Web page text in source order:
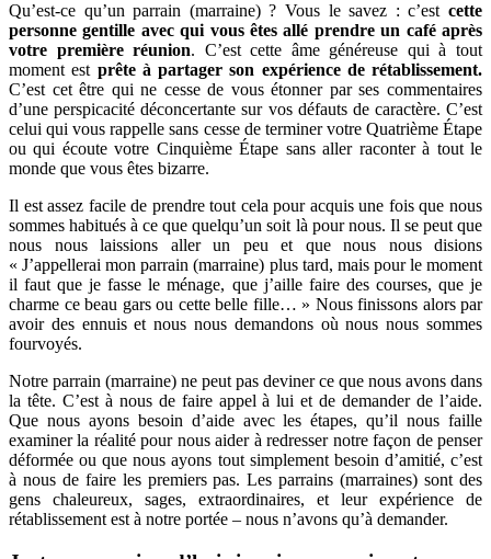
Qu’est-ce qu’un parrain (marraine) ? Vous le savez : c’est cette
personne gentille avec qui vous êtes allé prendre un café après
votre première réunion. C’est cette âme généreuse qui à tout
moment estprête à partager son expérience de rétablissement.
C’est cet être qui ne cesse de vous étonner par ses commentaires
d’une perspicacité déconcertante sur vos défauts de caractère. C’est
celui qui vous rappelle sans cesse de terminer votre Quatrième Étape
ou qui écoute votre Cinquième Étape sans aller raconter à tout le
monde que vous êtes bizarre.
Il est assez facile de prendre tout cela pour acquis une fois que nous
sommes habitués à ce que quelqu’un soit là pour nous. Il se peut que
nous nous laissions aller un peu et que nous nous disions
« J’appellerai mon parrain (marraine) plus tard, mais pour le moment
il faut que je fasse le ménage, que j’aille faire des courses, que je
charme ce beau gars ou cette belle fille… » Nous finissons alors par
avoir des ennuis et nous nous demandons où nous nous sommes
fourvoyés.
Notre parrain (marraine) ne peut pas deviner ce que nous avons dans
la tête. C’est à nous de faire appel à lui et de demander de l’aide.
Que nous ayons besoin d’aide avec les étapes, qu’il nous faille
examiner la réalité pour nous aider à redresser notre façon de penser
déformée ou que nous ayons tout simplement besoin d’amitié, c’est
à nous de faire les premiers pas. Les parrains (marraines) sont des
gens chaleureux, sages, extraordinaires, et leur expérience de
rétablissement est à notre portée – nous n’avons qu’à demander.